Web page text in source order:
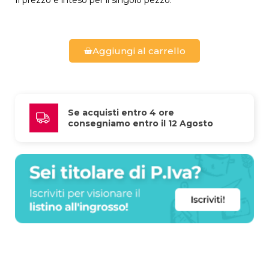
Aggiungi al carrello
Se acquisti entro 4 ore
consegniamo entro il 12 Agosto